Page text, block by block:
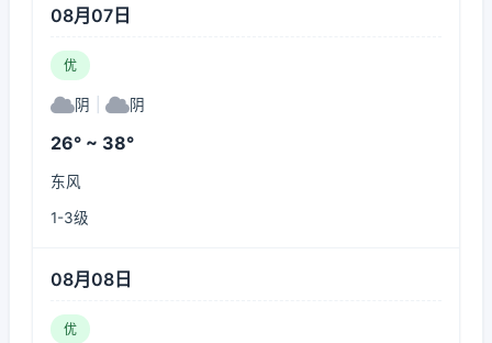
08月07日
优
阴 阴
26° ~ 38°
东风
1-3级
08月08日
优